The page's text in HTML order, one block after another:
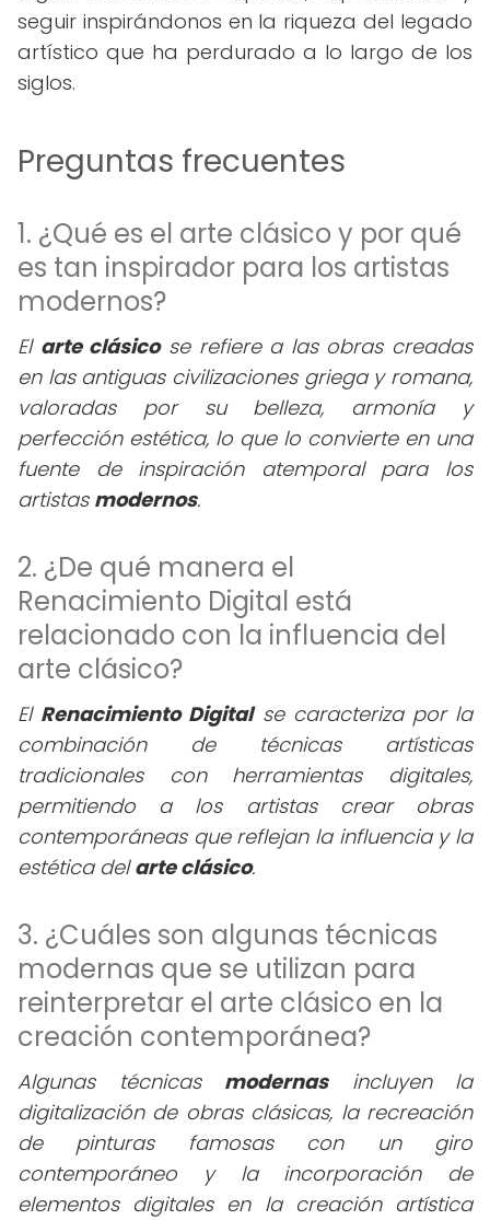
seguir inspirándonos en la riqueza del legado
artístico que ha perdurado a lo largo de los
siglos.
Preguntas frecuentes
1. ¿Qué es el arte clásico y por qué
es tan inspirador para los artistas
modernos?
El arte clásicose refiere a las obras creadas
en las antiguas civilizaciones griega y romana,
valoradas por su belleza, armonía y
perfección estética, lo que lo convierte en una
fuente de inspiración atemporal para los
artistas modernos.
2. ¿De qué manera el
Renacimiento Digital está
relacionado con la influencia del
arte clásico?
El Renacimiento Digitalse caracteriza por la
combinación de técnicas artísticas
tradicionales con herramientas digitales,
permitiendo a los artistas crear obras
contemporáneas que reflejan la influencia y la
estética delarte clásico.
3. ¿Cuáles son algunas técnicas
modernas que se utilizan para
reinterpretar el arte clásico en la
creación contemporánea?
Algunas técnicas modernasincluyen la
digitalización de obras clásicas, la recreación
de pinturas famosas con un giro
contemporáneo y la incorporación de
elementos digitales en la creación artística